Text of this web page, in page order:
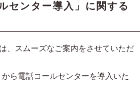
センター導入」に関する
、スムーズなご案内をさせていただ
ら電話コールセンターを導入いた